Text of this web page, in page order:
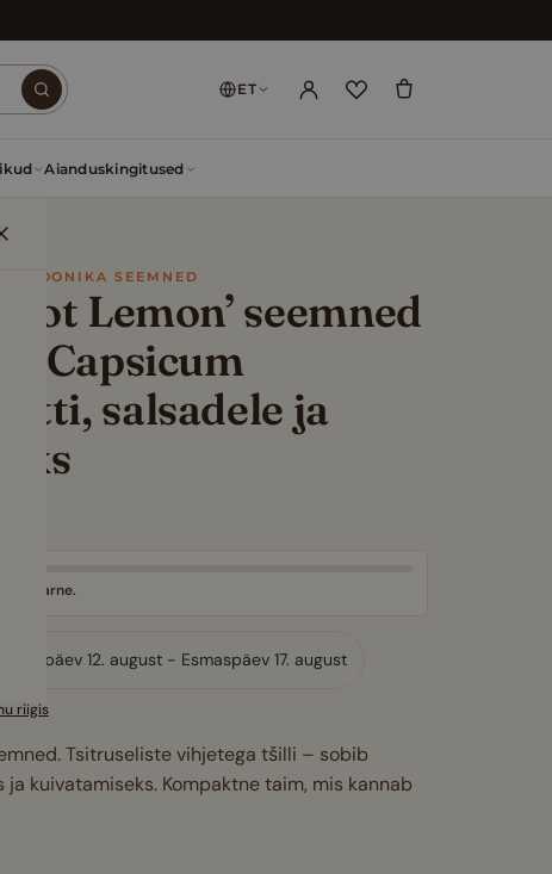
ET
Aianduskingitused
SEEMNED
Lemon’ seemned
Capsicum
salsadele ja
tarne.
12. august - Esmaspäev 17. august
riigis
Tsitruseliste vihjetega tšilli – sobib
kuivatamiseks. Kompaktne taim, mis kannab